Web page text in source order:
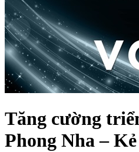
Tăng cường
Phong Nha –